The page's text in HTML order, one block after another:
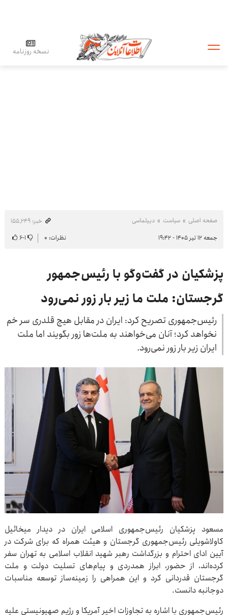
نسخه روزنامه
صفحه اصلی سیاست دیپلماسی
خبر: ۱۵۵٬۲۴۹
جمعه ۱۲ تیر ۱۴۰۵ - ۱۹:۴۲
نظرات: ۰ ۱-۶
پزشکیان در گفت‌وگو با رئیس‌جمهور
گرجستان: ملت ما زیر بار زور نمی‌رود
رئیس‌جمهوری تصریح کرد: ایران در مقابل هیچ قلدری سر خم
نخواهد کرد؛ آنان می‌خواهند به ملت‌ها زور بگویند اما ملت
ایران زیر بار زور نمی‌رود.
مسعود پزشکیان رئیس‌جمهوری اسلامی ایران در دیدار میخائیل
کاولاشویلی رئیس‌جمهوری گرجستان و هیئت همراه که برای شرکت در
آیین ادای احترام و بزرگداشت رهبر شهید انقلاب اسلامی به تهران سفر
کرده‌اند، از حضور، ابراز همدردی و پیام‌های تسلیت دولت و ملت
گرجستان قدردانی کرد و این همراهی را زمینه‌ساز توسعه مناسبات
دوجانبه دانست.
رئیس‌جمهوری با اشاره به تجاوزات اخیر آمریکا و رژیم صهیونیستی علیه